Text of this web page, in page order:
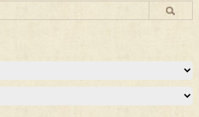
(Nemira)
prima lucrare despre controversatele